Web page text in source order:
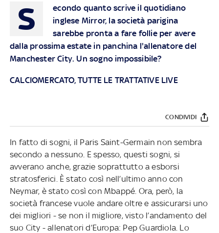
S
econdo quanto scrive il quotidiano
inglese Mirror, la società parigina
sarebbe pronta a fare follie per avere
dalla prossima estate in panchina l'allenatore del
Manchester City. Un sogno impossibile?
CALCIOMERCATO, TUTTE LE TRATTATIVE LIVE
CONDIVIDI
In fatto di sogni, il Paris Saint-Germain non sembra
secondo a nessuno. E spesso, questi sogni, si
avverano anche, grazie soprattutto a esborsi
stratosferici. È stato così nell’ultimo anno con
Neymar, è stato così con Mbappé. Ora, però, la
società francese vuole andare oltre e assicurarsi uno
dei migliori - se non il migliore, visto l’andamento del
suo City - allenatori d’Europa: Pep Guardiola. Lo